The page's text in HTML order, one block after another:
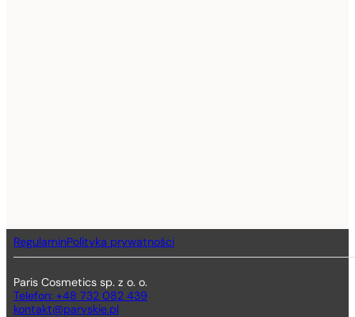
RegulaminPolityka prywatności
Paris Cosmetics sp. z o. o.
Telefon: +48 732 082 439
kontakt@paryskie.pl